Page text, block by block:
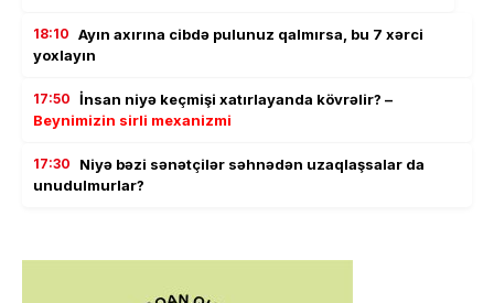
18:10 Ayın axırına cibdə pulunuz qalmırsa, bu 7 xərci
yoxlayın
17:50 İnsan niyə keçmişi xatırlayanda kövrəlir? –
Beynimizin sirli mexanizmi
17:30
Niyə bəzi sənətçilər səhnədən uzaqlaşsalar da
unudulmurlar?